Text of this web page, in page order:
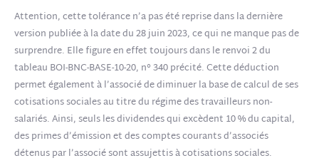
Attention, cette tolérance n’a pas été reprise dans la dernière
version publiée à la date du 28 juin 2023, ce qui ne manque pas de
surprendre. Elle figure en effet toujours dans le renvoi 2 du
tableau BOI-BNC-BASE-10-20, n° 340 précité. Cette déduction
permet également à l’associé de diminuer la base de calcul de ses
cotisations sociales au titre du régime des travailleurs non-
salariés. Ainsi, seuls les dividendes qui excèdent 10 % du capital,
des primes d’émission et des comptes courants d’associés
détenus par l’associé sont assujettis à cotisations sociales.